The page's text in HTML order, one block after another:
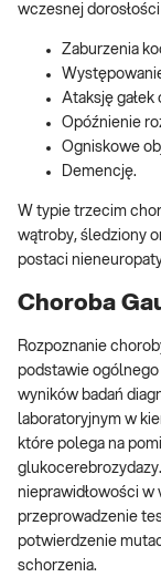
wczesnej
Zaburzenia
Ataksję gałek
Opóźnienie
Ogniskowe
Demencję.
W typie trzecim
wątroby, śledziony
postaci
Choroba
Rozpoznanie
podstawie
wyników badań
laboratoryjnym w
które polega na
nieprawidłowości w
przeprowadzenie
potwierdzenie
schorzenia.